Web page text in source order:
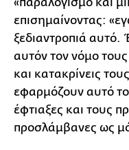
επισημαίνοντας:
ξεδιαντροπιά αυτό.
αυτόν τον νόμο
και κατακρίνεις
εφαρμόζουν αυτό
έφτιαξες και τους
προσλάμβανες ως